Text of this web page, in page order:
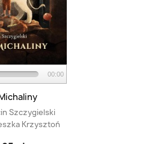
00:00
Szczygielski
Krzysztoń